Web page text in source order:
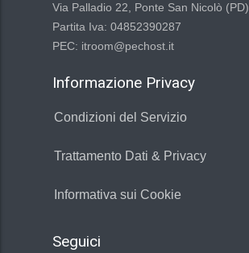
Via Palladio 22, Ponte San Nicolò (PD)
Partita Iva: 04852390287
PEC: itroom@pechost.it
Informazione Privacy
Condizioni del Servizio
Trattamento Dati & Privacy
Informativa sui Cookie
Seguici